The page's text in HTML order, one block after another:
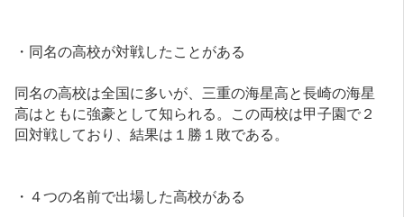
・同名の高校が対戦したことがある
同名の高校は全国に多いが、三重の海星高と長崎の海星
高はともに強豪として知られる。この両校は甲子園で２
回対戦しており、結果は１勝１敗である。
・４つの名前で出場した高校がある